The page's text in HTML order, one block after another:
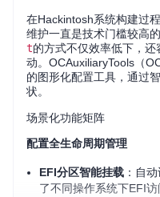
在Hackintosh系统构建过
维护一直是技术门槛较高
t的方式不仅效率低下，
动。OCAuxiliaryTools（
的图形化配置工具，通过
状。
场景化功能矩阵
配置全生命周期管理
EFI分区智能挂载 ：自
了不同操作系统下EFI